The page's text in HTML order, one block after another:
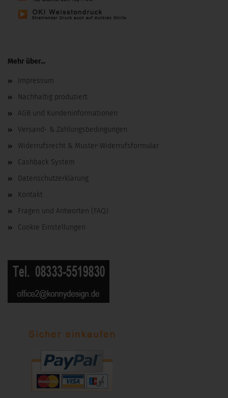
Mehr über...
Impressum
Nachhaltig produziert
AGB und Kundeninformationen
Versand- & Zahlungsbedingungen
Widerrufsrecht & Muster-Widerrufsformular
Cashback System
Datenschutzerklärung
Kontakt
Fragen und Antworten (FAQ)
Cookie Einstellungen